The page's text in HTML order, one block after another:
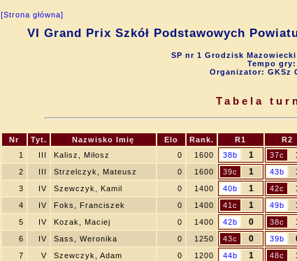
[Strona główna]
VI Grand Prix Szkół Podstawowych
SP nr 1 Grodzisk Mazowiecki
Tempo gry:
Organizator: GKSz
Tabela
Nr Tyt. Nazwisko Imię Elo Rank. R1 R2
1
III Kalisz, Miłosz 0 1600 38b 1 37c
2
III Strzelczyk, Mateusz 0 1600 39c 1 43b
3
IV Szewczyk, Kamil 0 1400 40b 1 42c
4
IV Foks, Franciszek 0 1400 41c 1 49b
5
IV Kozak, Maciej 0 1400 42b 0 38c
6
IV Sass, Weronika 0 1250 43c 0 39b
7
V Szewczyk, Adam 0 1200 44b 1 48c